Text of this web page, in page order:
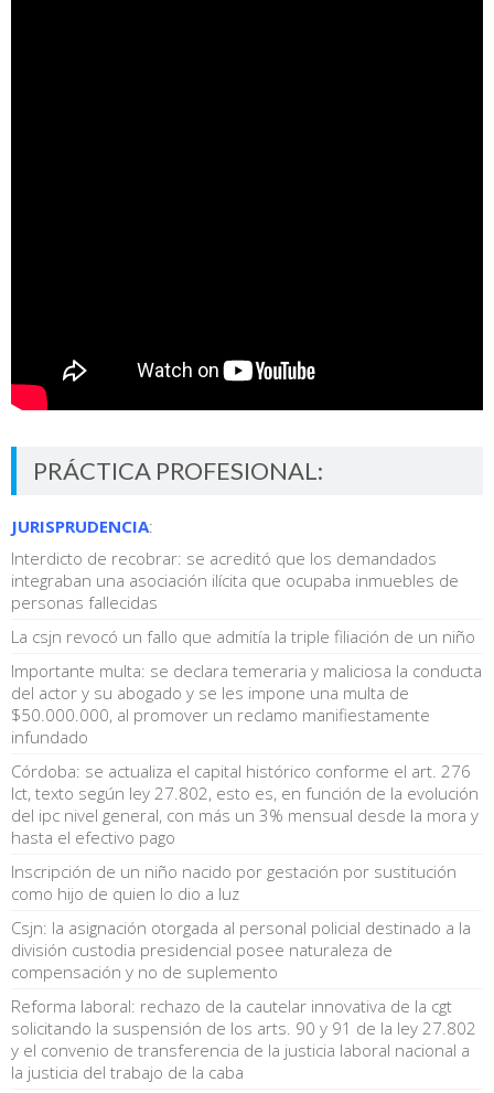
PRÁCTICA PROFESIONAL:
JURISPRUDENCIA:
Interdicto de recobrar: se acreditó que los demandados
integraban una asociación ilícita que ocupaba inmuebles de
personas fallecidas
La csjn revocó un fallo que admitía la triple filiación de un niño
Importante multa: se declara temeraria y maliciosa la conducta
del actor y su abogado y se les impone una multa de
$50.000.000, al promover un reclamo manifiestamente
infundado
Córdoba: se actualiza el capital histórico conforme el art. 276
lct, texto según ley 27.802, esto es, en función de la evolución
del ipc nivel general, con más un 3% mensual desde la mora y
hasta el efectivo pago
Inscripción de un niño nacido por gestación por sustitución
como hijo de quien lo dio a luz
Csjn: la asignación otorgada al personal policial destinado a la
división custodia presidencial posee naturaleza de
compensación y no de suplemento
Reforma laboral: rechazo de la cautelar innovativa de la cgt
solicitando la suspensión de los arts. 90 y 91 de la ley 27.802
y el convenio de transferencia de la justicia laboral nacional a
la justicia del trabajo de la caba